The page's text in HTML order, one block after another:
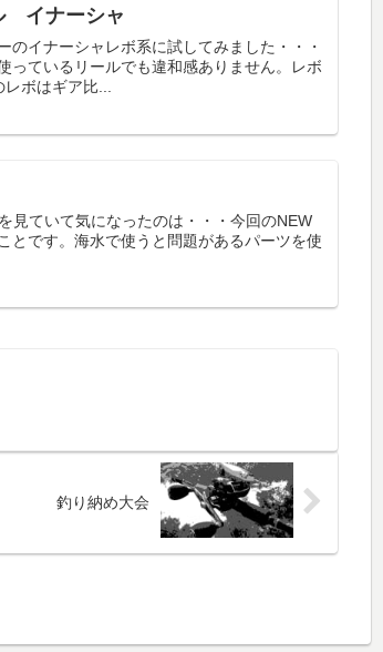
イナーシャ
イナーシャレボ系に試してみました・・・
っているリールでも違和感ありません。レボ
ボはギア比...
見ていて気になったのは・・・今回のNEW
とです。海水で使うと問題があるパーツを使
釣り納め大会